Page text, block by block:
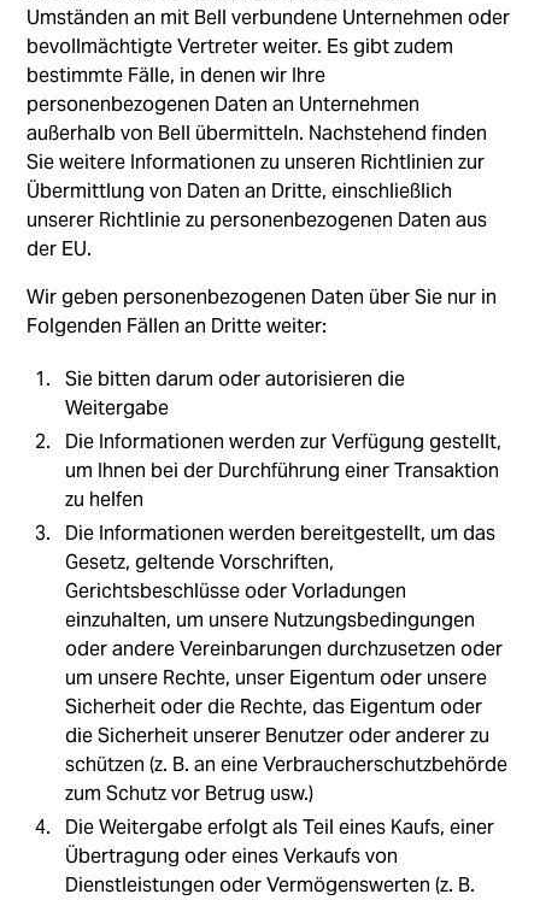
Umständen an mit Bell verbundene Unternehmen oder
bevollmächtigte Vertreter weiter. Es gibt zudem
bestimmte Fälle, in denen wir Ihre
personenbezogenen Daten an Unternehmen
außerhalb von Bell übermitteln. Nachstehend finden
Sie weitere Informationen zu unseren Richtlinien zur
Übermittlung von Daten an Dritte, einschließlich
unserer Richtlinie zu personenbezogenen Daten aus
der EU.
Wir geben personenbezogenen Daten über Sie nur in
Folgenden Fällen an Dritte weiter:
Sie bitten darum oder autorisieren die
Weitergabe
Die Informationen werden zur Verfügung gestellt,
um Ihnen bei der Durchführung einer Transaktion
zu helfen
Die Informationen werden bereitgestellt, um das
Gesetz, geltende Vorschriften,
Gerichtsbeschlüsse oder Vorladungen
einzuhalten, um unsere Nutzungsbedingungen
oder andere Vereinbarungen durchzusetzen oder
um unsere Rechte, unser Eigentum oder unsere
Sicherheit oder die Rechte, das Eigentum oder
die Sicherheit unserer Benutzer oder anderer zu
schützen (z. B. an eine Verbraucherschutzbehörde
zum Schutz vor Betrug usw.)
Die Weitergabe erfolgt als Teil eines Kaufs, einer
Übertragung oder eines Verkaufs von
Dienstleistungen oder Vermögenswerten (z. B.